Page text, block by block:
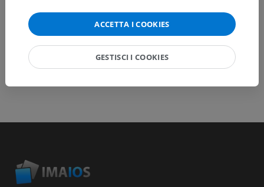
ACCETTA I COOKIES
GESTISCI I COOKIES